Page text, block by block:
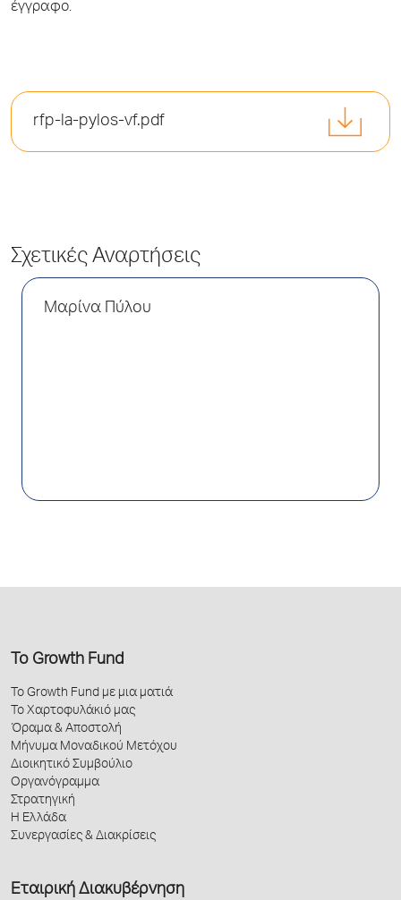
έγγραφο.
rfp-la-pylos-vf.pdf
Σχετικές Αναρτήσεις
Μαρίνα Πύλου
Το Growth Fund
Το Growth Fund με μια ματιά
Το Χαρτοφυλάκιό μας
Όραμα & Αποστολή
Μήνυμα Μοναδικού Μετόχου
Διοικητικό Συμβούλιο
Οργανόγραμμα
Στρατηγική
Η Ελλάδα
Συνεργασίες & Διακρίσεις
Εταιρική Διακυβέρνηση